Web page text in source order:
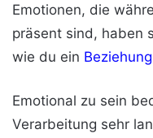
Emotionen, die
präsent sind, haben
wie du ein
Emotional zu sein
Verarbeitung sehr